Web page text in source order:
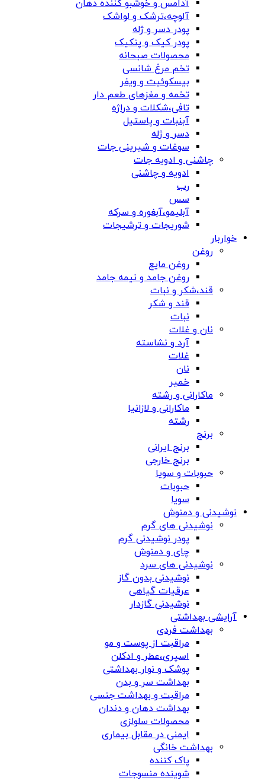
آدامس و خوشبو کننده دهان
آلوچه،ترشک و لواشک
پودر دسر و ژله
پودر کیک و پنکیک
محصولات صبحانه
تخم مرغ شانسی
بیسکوئیت و ویفر
تخمه و مغزهای طعم دار
تافی،شکلات و دراژه
آبنبات و پاستیل
دسر و ژله
سوغات و شیرینی جات
چاشنی و ادویه جات
ادویه و چاشنی
رب
سس
آبلیمو،آبغوره و سرکه
شوریجات و ترشیجات
خواربار
روغن
روغن مایع
روغن جامد و نیمه جامد
قند،شکر و نبات
قند و شکر
نبات
نان و غلات
آرد و نشاسته
غلات
نان
خمیر
ماکارانی و رشته
ماکارانی و لازانیا
رشته
برنج
برنج ایرانی
برنج خارجی
حبوبات و سویا
حبوبات
سویا
نوشیدنی و دمنوش
نوشیدنی های گرم
پودر نوشیدنی گرم
چای و دمنوش
نوشیدنی های سرد
نوشیدنی بدون گاز
عرقیات گیاهی
نوشیدنی گازدار
آرایشی بهداشتی
بهداشت فردی
مراقبت از پوست و مو
اسپری،عطر و ادکلن
پوشک و نوار بهداشتی
بهداشت سر و بدن
مراقبت و بهداشت جنسی
بهداشت دهان و دندان
محصولات سلولزی
ایمنی در مقابل بیماری
بهداشت خانگی
پاک کننده
شوینده منسوجات